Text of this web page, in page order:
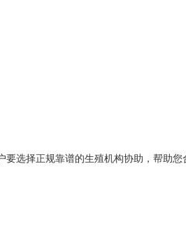
选择正规靠谱的生殖机构协助，帮助